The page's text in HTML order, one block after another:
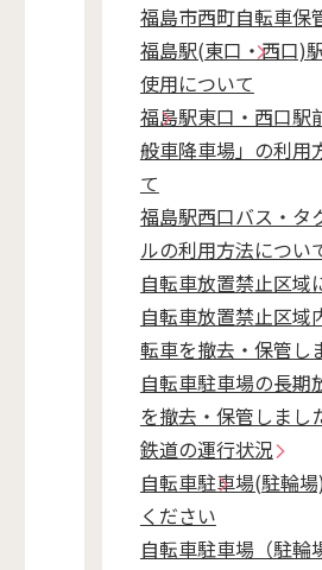
福島市西町自転車保
福島駅(東口・西口)
使用について
福島駅東口・西口駅
般車降車場」の利用
て
福島駅西口バス・タ
ルの利用方法につい
自転車放置禁止区域
自転車放置禁止区域
転車を撤去・保管し
自転車駐車場の長期
を撤去・保管しまし
鉄道の運行状況
自転車駐車場(駐輪
ください
自転車駐車場（駐輪